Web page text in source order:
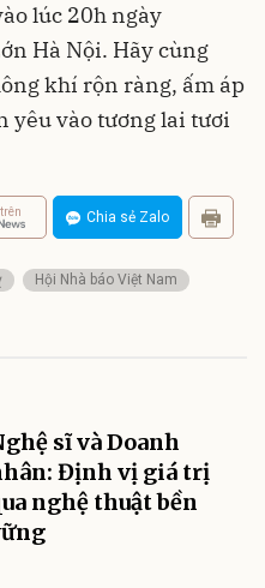
lúc 20h ngày
Hà Nội. Hãy cùng
khí rộn ràng, ấm áp
yêu vào tương lai tươi
Chia sẻ Zalo
Hội Nhà báo Việt Nam
sĩ và Doanh
Định vị giá trị
nghệ thuật bền